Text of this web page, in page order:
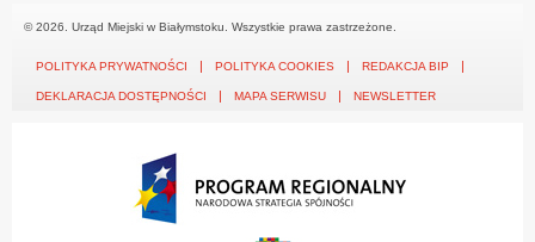
© 2026. Urząd Miejski w Białymstoku. Wszystkie prawa zastrzeżone.
POLITYKA PRYWATNOŚCI POLITYKA COOKIES REDAKCJA BIP
DEKLARACJA DOSTĘPNOŚCI MAPA SERWISU NEWSLETTER